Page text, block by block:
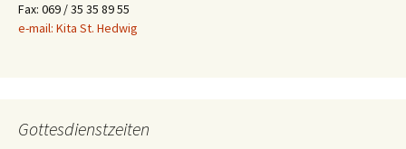
Fax: 069 / 35 35 89 55
e-mail: Kita St. Hedwig
Gottesdienstzeiten